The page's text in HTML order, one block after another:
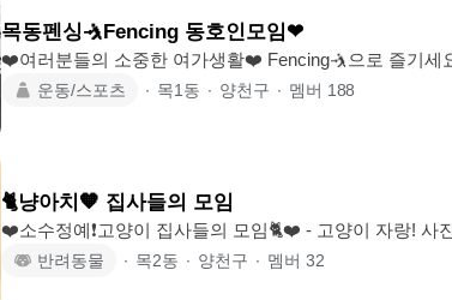
습은 하는데 제대로 하고 있는지 피드백이 필요한 분 📈 프리다이빙 실력을 한 단
계 더 향상시키고 싶은 분 🎓 강사 또는 강사
목동펜싱🤺Fencing 동호인모임❤
❤️여러분들의 소중한 여가생활❤️ Fencing🤺으로 즐기세요! 😁 • 모임 장소
시 양천구 오목로 223 , B1 • 모임 일정 / 매주 토,일 18:00~19:30 “90min” • 준비물 /
(만차 시 로데오거리공영주차장 무료주차) ✔️ 락커 이용가
운동/스포츠 ∙ 목1동 ∙ 양천구 ∙ 멤버 188
🐈냥아치🧡 집사들의 모임
❤️소수정예❗️고양이 집사들의 모임🐈❤️ - 고양이 자랑! 사진, 영상 마구마구~ - 88년
생부터 00년생까지 - 고양이 사료, 간식, 모래 등 정보 공
반려동물 ∙ 목2동 ∙ 양천구 ∙ 멤버 32